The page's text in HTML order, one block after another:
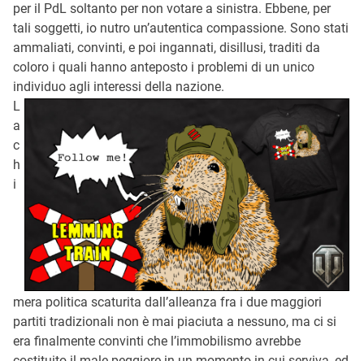
per il PdL soltanto per non votare a sinistra. Ebbene, per
tali soggetti, io nutro un’autentica compassione. Sono stati
ammaliati, convinti, e poi ingannati, disillusi, traditi da
coloro i quali hanno anteposto i problemi di un unico
individuo agli interessi della nazione.
L
a
c
h
i
mera politica scaturita dall’alleanza fra i due maggiori
partiti tradizionali non è mai piaciuta a nessuno, ma ci si
era finalmente convinti che l’immobilismo avrebbe